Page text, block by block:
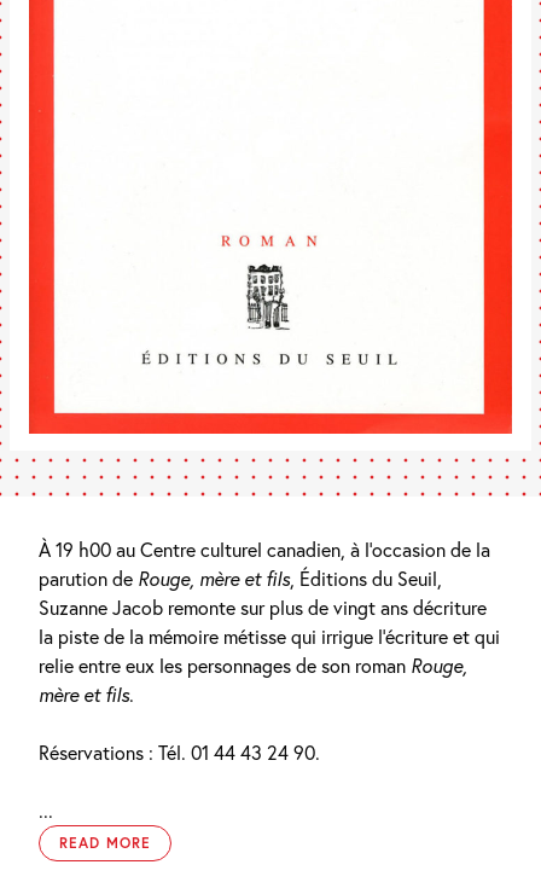
À 19 h00 au Centre culturel canadien, à l’occasion de la
parution de Rouge, mère et fils, Éditions du Seuil,
Suzanne Jacob remonte sur plus de vingt ans décriture
la piste de la mémoire métisse qui irrigue l’écriture et qui
relie entre eux les personnages de son roman Rouge,
mère et fils.
Réservations : Tél. 01 44 43 24 90.
...
READ MORE